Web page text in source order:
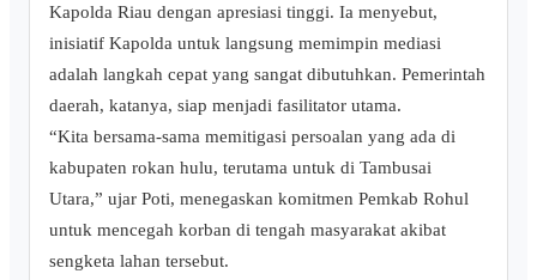
Kapolda Riau dengan apresiasi tinggi. Ia menyebut,
inisiatif Kapolda untuk langsung memimpin mediasi
adalah langkah cepat yang sangat dibutuhkan. Pemerintah
daerah, katanya, siap menjadi fasilitator utama.
“Kita bersama-sama memitigasi persoalan yang ada di
kabupaten rokan hulu, terutama untuk di Tambusai
Utara,” ujar Poti, menegaskan komitmen Pemkab Rohul
untuk mencegah korban di tengah masyarakat akibat
sengketa lahan tersebut.